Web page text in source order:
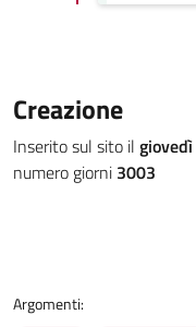
Creazione
Inserito sul sito il
numero giorni 3003
Argomenti: